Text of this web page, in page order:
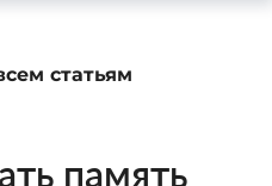
статьям
память